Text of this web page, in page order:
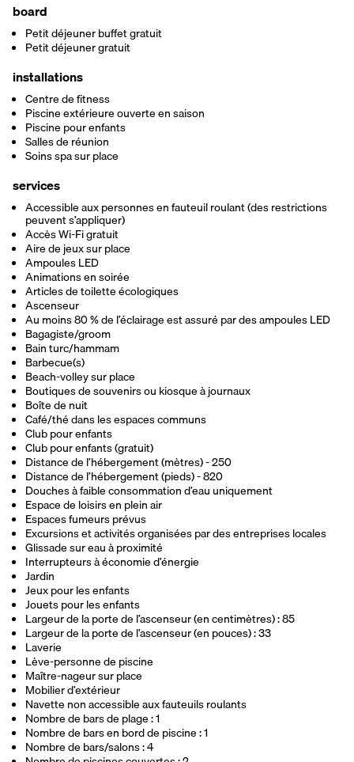
board
Petit déjeuner buffet gratuit
Petit déjeuner gratuit
installations
Centre de fitness
Piscine extérieure ouverte en saison
Piscine pour enfants
Salles de réunion
Soins spa sur place
services
Accessible aux personnes en fauteuil roulant (des restrictions
peuvent s’appliquer)
Accès Wi-Fi gratuit
Aire de jeux sur place
Ampoules LED
Animations en soirée
Articles de toilette écologiques
Ascenseur
Au moins 80 % de l’éclairage est assuré par des ampoules LED
Bagagiste/groom
Bain turc/hammam
Barbecue(s)
Beach-volley sur place
Boutiques de souvenirs ou kiosque à journaux
Boîte de nuit
Café/thé dans les espaces communs
Club pour enfants
Club pour enfants (gratuit)
Distance de l’hébergement (mètres) - 250
Distance de l’hébergement (pieds) - 820
Douches à faible consommation d’eau uniquement
Espace de loisirs en plein air
Espaces fumeurs prévus
Excursions et activités organisées par des entreprises locales
Glissade sur eau à proximité
Interrupteurs à économie d’énergie
Jardin
Jeux pour les enfants
Jouets pour les enfants
Largeur de la porte de l’ascenseur (en centimètres) : 85
Largeur de la porte de l’ascenseur (en pouces) : 33
Laverie
Lève-personne de piscine
Maître-nageur sur place
Mobilier d’extérieur
Navette non accessible aux fauteuils roulants
Nombre de bars de plage : 1
Nombre de bars en bord de piscine : 1
Nombre de bars/salons : 4